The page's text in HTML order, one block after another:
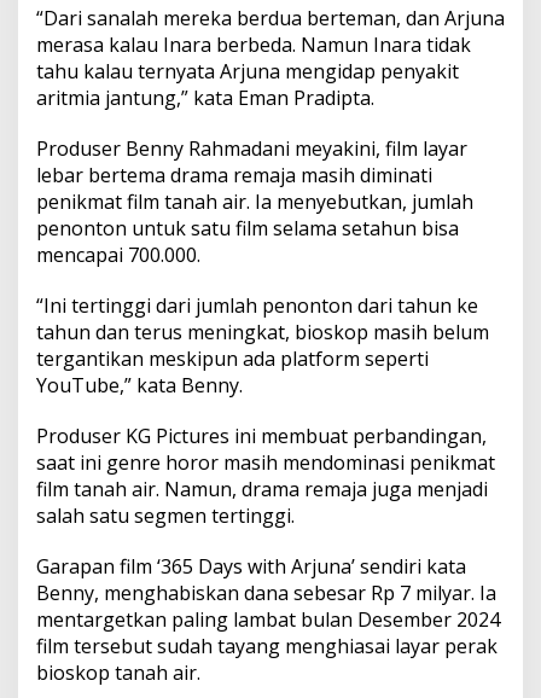
“Dari sanalah mereka berdua berteman, dan Arjuna
merasa kalau Inara berbeda. Namun Inara tidak
tahu kalau ternyata Arjuna mengidap penyakit
aritmia jantung,” kata Eman Pradipta.
Produser Benny Rahmadani meyakini, film layar
lebar bertema drama remaja masih diminati
penikmat film tanah air. Ia menyebutkan, jumlah
penonton untuk satu film selama setahun bisa
mencapai 700.000.
“Ini tertinggi dari jumlah penonton dari tahun ke
tahun dan terus meningkat, bioskop masih belum
tergantikan meskipun ada platform seperti
YouTube,” kata Benny.
Produser KG Pictures ini membuat perbandingan,
saat ini genre horor masih mendominasi penikmat
film tanah air. Namun, drama remaja juga menjadi
salah satu segmen tertinggi.
Garapan film ‘365 Days with Arjuna’ sendiri kata
Benny, menghabiskan dana sebesar Rp 7 milyar. Ia
mentargetkan paling lambat bulan Desember 2024
film tersebut sudah tayang menghiasai layar perak
bioskop tanah air.